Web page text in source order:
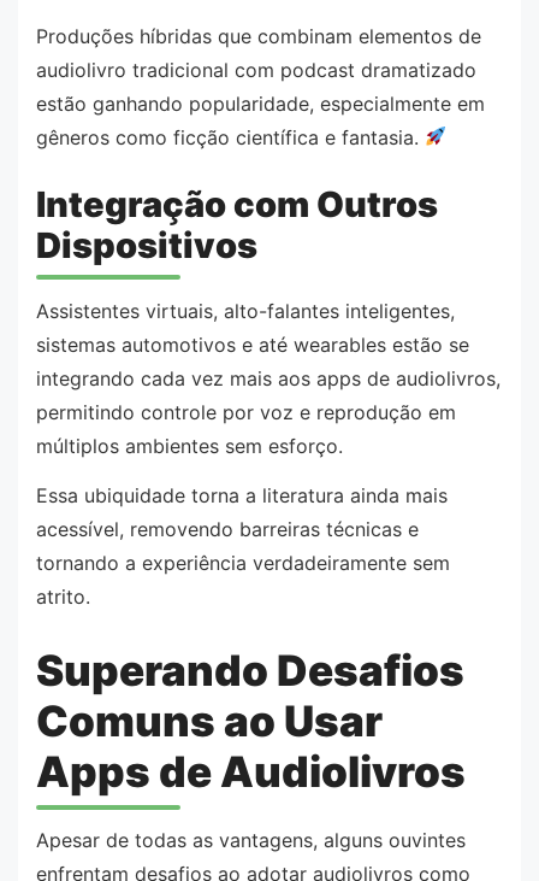
Produções híbridas que combinam elementos de
audiolivro tradicional com podcast dramatizado
estão ganhando popularidade, especialmente em
gêneros como ficção científica e fantasia.
Integração com Outros
Dispositivos
Assistentes virtuais, alto-falantes inteligentes,
sistemas automotivos e até wearables estão se
integrando cada vez mais aos apps de audiolivros,
permitindo controle por voz e reprodução em
múltiplos ambientes sem esforço.
Essa ubiquidade torna a literatura ainda mais
acessível, removendo barreiras técnicas e
tornando a experiência verdadeiramente sem
atrito.
Superando Desafios
Comuns ao Usar
Apps de Audiolivros
Apesar de todas as vantagens, alguns ouvintes
enfrentam desafios ao adotar audiolivros como